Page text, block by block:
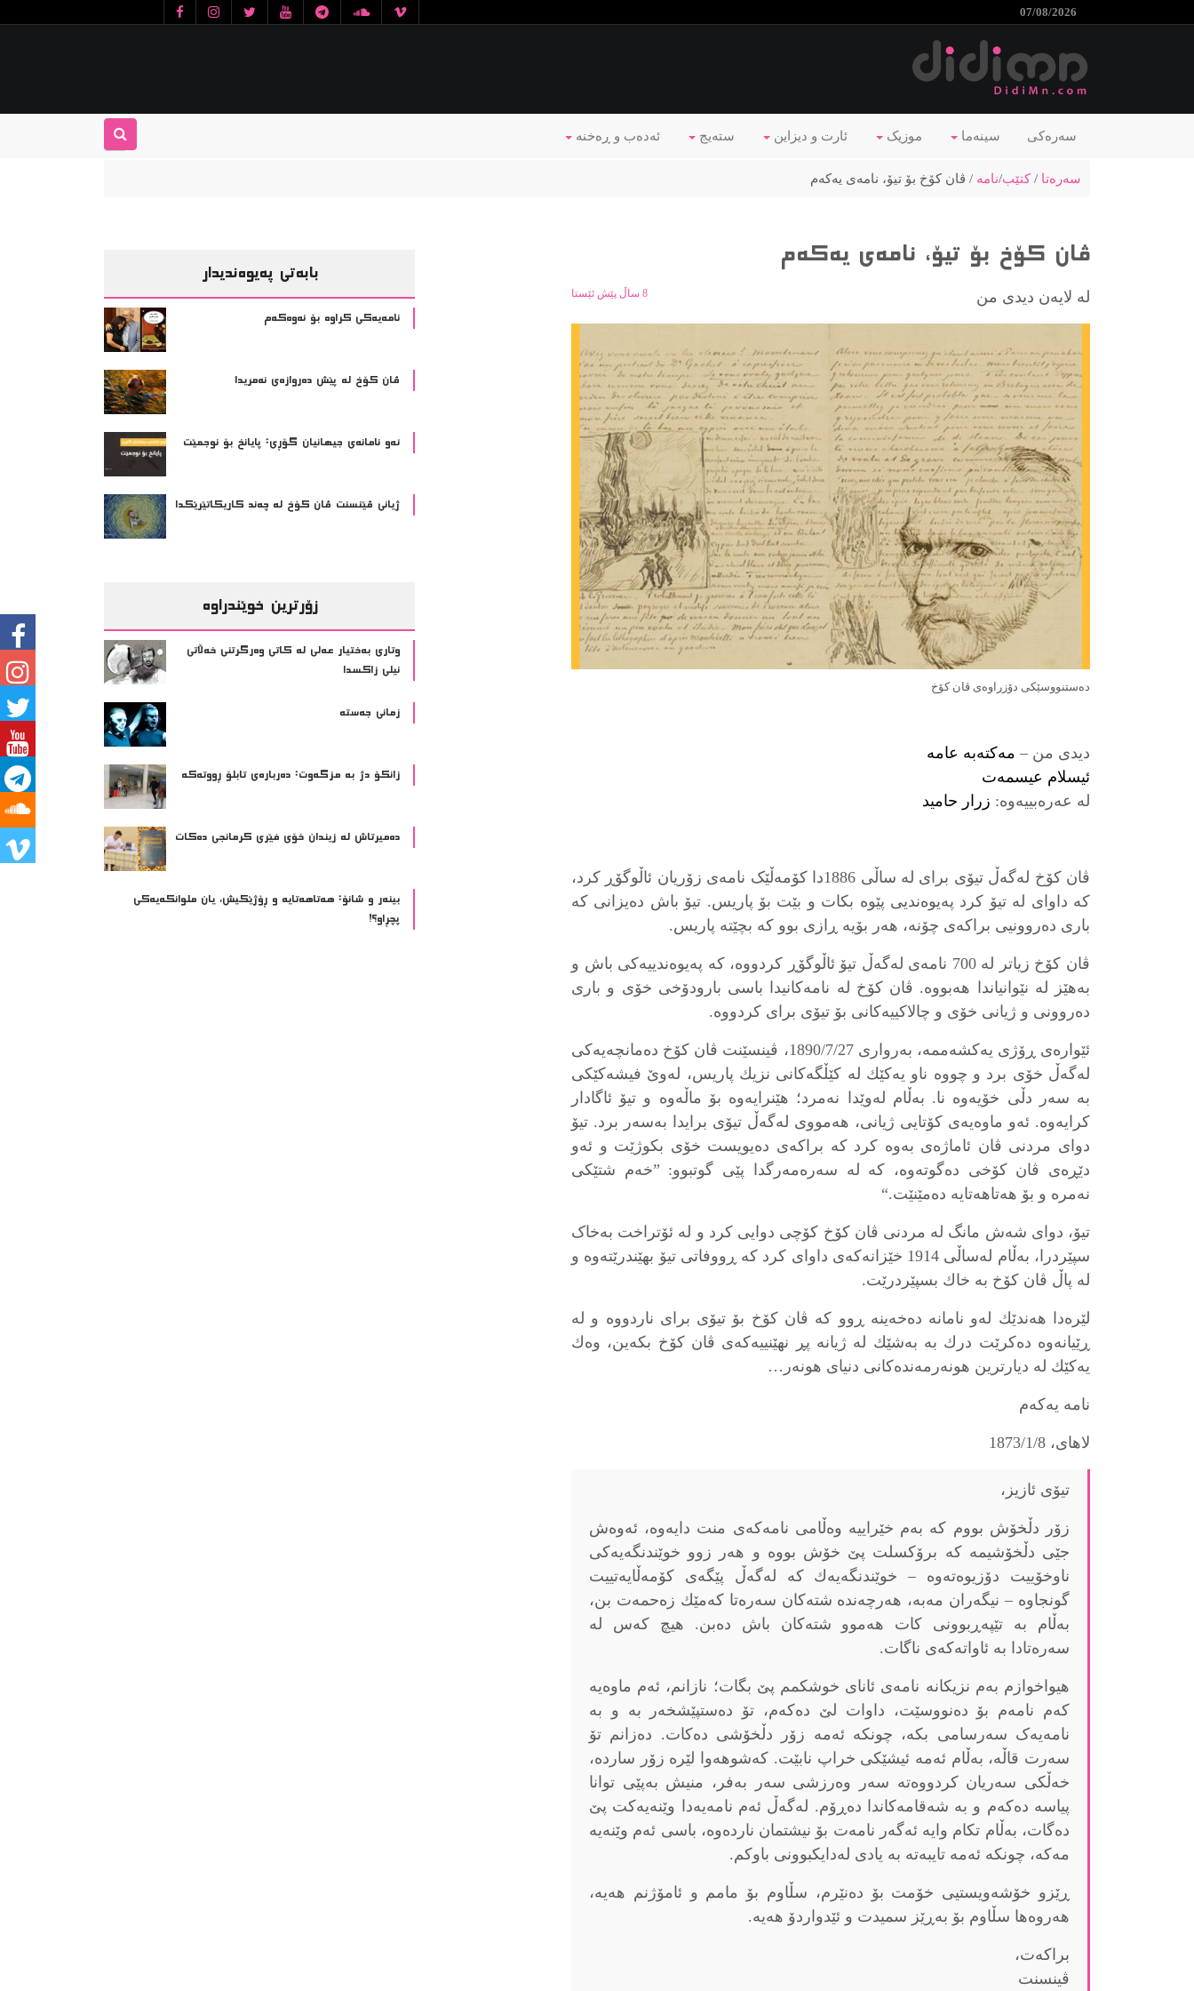
07/08/2026
ئه‌ده‌ب و ڕه‌خنه‌ ستەیج ئارت و دیزاین موزیک سینەما سەرەکی
سەرەتا /کتێب/نامه‌ / ڤان کۆخ بۆ تیۆ، نامەی یەکەم
بابەتی پەیوەندیدار
نامەیەکی کراوە بۆ نەوەکەم
ڤان کۆخ لە پێش دەروازەی نەمریدا
ئەو نامانەی جیهانیان گۆڕی: پایانخ بۆ نوجمێت
ژیانی ڤێنسنت ڤان کۆخ لە چەند کاریکاتێرێکدا
زۆرترین خوێندراوە
وتاری بەختیار عەلی لە کاتی وەرگرتنی خەڵاتی
نیلی زاکسدا
زمانی جەستە
زانکۆ دژ بە مزگەوت: دەربارەى تابلۆ ڕووتەکە
ده‌میرتاش له‌ زیندان خۆی فێری كرمانجی ده‌كات
بینەر و شانۆ: هەتاھەتایە و ڕۆژێکیش، یان ملوانکەیەکی
پچڕاو؟!
ڤان کۆخ بۆ تیۆ، نامەی یەکەم
لە لایەن دیدی من 8 ساڵ پێش ئێستا
ده‌ستنووسێكی دۆزراوه‌ی ڤان كۆخ
دیدی من – مەکتەبە عامە
ئیسلام عیسمەت
لە عەرەبییەوە: زرار حامید
ڤان کۆخ لەگەڵ تیۆی برای لە ساڵی 1886دا کۆمەڵێک نامەی زۆریان ئاڵوگۆڕ کرد،
کە داوای لە تیۆ کرد پەیوەندیی پێوە بکات و بێت بۆ پاریس. تیۆ باش دەیزانی کە
باری دەروونیی براکەی چۆنە، هەر بۆیە ڕازی بوو کە بچێتە پاریس.
ڤان کۆخ زیاتر لە 700 نامەی لەگەڵ تیۆ ئاڵوگۆڕ کردووە، کە پەیوەندییەکی باش و
بەهێز لە نێوانیاندا هەبووە. ڤان کۆخ لە نامەکانیدا باسی بارودۆخی خۆی و باری
دەروونی و ژیانی خۆی و چالاکییەکانی بۆ تیۆی برای کردووە.
ئێوارەی ڕۆژی یەکشەممە، بەرواری 1890/7/27، ڤینسێنت ڤان کۆخ دەمانچەیەکی
لەگەڵ خۆی برد و چووە ناو یەکێك لە کێڵگەکانی نزیك پاریس، لەوێ فیشەکێکی
بە سەر دڵی خۆیەوە نا. بەڵام لەوێدا نەمرد؛ هێنرایەوە بۆ ماڵەوە و تیۆ ئاگادار
کرایەوە. ئەو ماوەیەی کۆتایی ژیانی، هەمووی لەگەڵ تیۆی برایدا بەسەر برد. تیۆ
دوای مردنی ڤان ئاماژەی بەوە کرد کە براکەی دەیویست خۆی بکوژێت و ئەو
دێڕەی ڤان کۆخی دەگوتەوە، کە لە سەرەمەرگدا پێی گوتبوو: ”خەم شتێکی
نەمرە و بۆ هەتاهەتایە دەمێنێت.“
تیۆ، دوای شەش مانگ لە مردنی ڤان کۆخ کۆچی دوایی کرد و لە ئۆتراخت بەخاک
سپێردرا، بەڵام لەساڵی 1914 خێزانەکەی داوای کرد کە ڕووفاتی تیۆ بهێندرێتەوە و
لە پاڵ ڤان کۆخ بە خاك بسپێردرێت.
لێرەدا هەندێك لەو نامانە دەخەینە ڕوو کە ڤان کۆخ بۆ تیۆی برای ناردووە و لە
ڕێیانەوە دەکرێت درك بە بەشێك لە ژیانە پڕ نهێنییەکەی ڤان کۆخ بکەین، وەك
یەکێك لە دیارترین هونەرمەندەکانی دنیای هونەر…
نامە یەکەم
لاهای، 1873/1/8
تیۆی ئازیز،
زۆر دڵخۆش بووم کە بەم خێراییە وەڵامی نامەکەی منت دایەوە، ئەوەش
جێی دڵخۆشیمە کە برۆکسلت پێ خۆش بووە و هەر زوو خوێندنگەیەکی
ناوخۆییت دۆزیوەتەوە – خوێندنگەیەك کە لەگەڵ پێگەی کۆمەڵایەتییت
گونجاوە – نیگەران مەبە، هەرچەندە شتەکان سەرەتا کەمێك زەحمەت بن،
بەڵام بە تێپەڕبوونی کات هەموو شتەکان باش دەبن. هیچ کەس لە
سەرەتادا بە ئاواتەکەی ناگات.
هیواخوازم بەم نزیکانە نامەی ئانای خوشکمم پێ بگات؛ نازانم، ئەم ماوەیە
کەم نامەم بۆ دەنووسێت، داوات لێ دەکەم، تۆ دەستپێشخەر بە و بە
نامەیەک سەرسامی بکە، چونکە ئەمە زۆر دڵخۆشی دەکات. دەزانم تۆ
سەرت قاڵە، بەڵام ئەمە ئیشێکی خراپ نابێت. کەشوهەوا لێرە زۆر ساردە،
خەڵکی سەریان کردووەتە سەر وەرزشی سەر بەفر، منیش بەپێی توانا
پیاسە دەکەم و بە شەقامەکاندا دەڕۆم. لەگەڵ ئەم نامەیەدا وێنەیەكت پێ
دەگات، بەڵام تکام وایە ئەگەر نامەت بۆ نیشتمان ناردەوە، باسی ئەم وێنەیە
مەکە، چونکە ئەمە تایبەتە بە یادی لەدایکبوونی باوکم.
ڕێزو خۆشەویستیی خۆمت بۆ دەنێرم، سڵاوم بۆ مامم و ئامۆژنم هەیە،
هەروەها سڵاوم بۆ بەڕێز سمیدت و ئێدواردۆ هەیە.
براکەت،
ڤینسنت